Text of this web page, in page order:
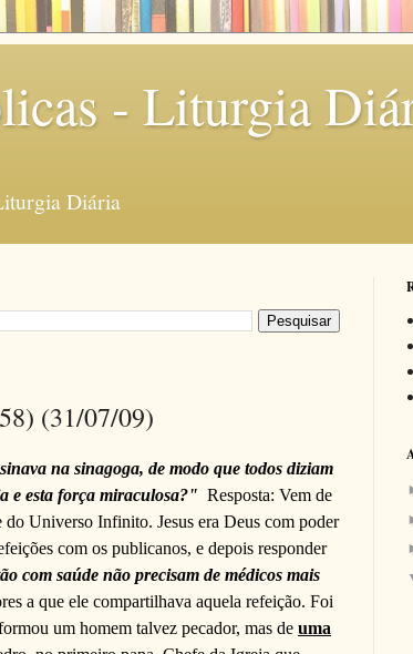
- Liturgia
Diária
(31/07/09)
na sinagoga, de modo que todos diziam
e esta força miraculosa?" Resposta: Vem de
Universo Infinito. Jesus era Deus com poder
com os publicanos, e depois responder
com saúde não precisam de médicos mais
a que ele compartilhava aquela refeição. Foi
um homem talvez pecador, mas de uma